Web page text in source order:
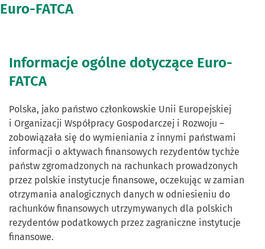
Euro-FATCA
Informacje ogólne dotyczące Euro-
FATCA
Polska, jako państwo członkowskie Unii Europejskiej
i Organizacji Współpracy Gospodarczej i Rozwoju –
zobowiązała się do wymieniania z innymi państwami
informacji o aktywach finansowych rezydentów tychże
państw zgromadzonych na rachunkach prowadzonych
przez polskie instytucje finansowe, oczekując w zamian
otrzymania analogicznych danych w odniesieniu do
rachunków finansowych utrzymywanych dla polskich
rezydentów podatkowych przez zagraniczne instytucje
finansowe.